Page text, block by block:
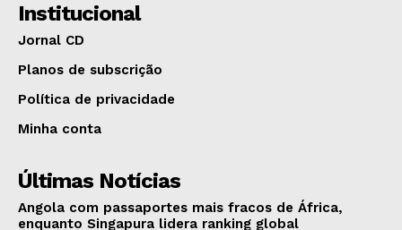
Institucional
Jornal CD
Planos de subscrição
Política de privacidade
Minha conta
Últimas Notícias
Angola com passaportes mais fracos de África,
enquanto Singapura lidera ranking global